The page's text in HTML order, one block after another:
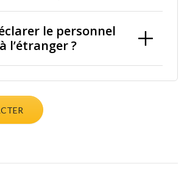
le personnel
l’étranger ?